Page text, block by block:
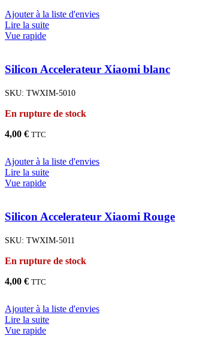
Ajouter à la liste d'envies
Lire la suite
Vue rapide
Silicon Accelerateur Xiaomi blanc
SKU: TWXIM-5010
En rupture de stock
4,00 € TTC
Ajouter à la liste d'envies
Lire la suite
Vue rapide
Silicon Accelerateur Xiaomi Rouge
SKU: TWXIM-5011
En rupture de stock
4,00 € TTC
Ajouter à la liste d'envies
Lire la suite
Vue rapide